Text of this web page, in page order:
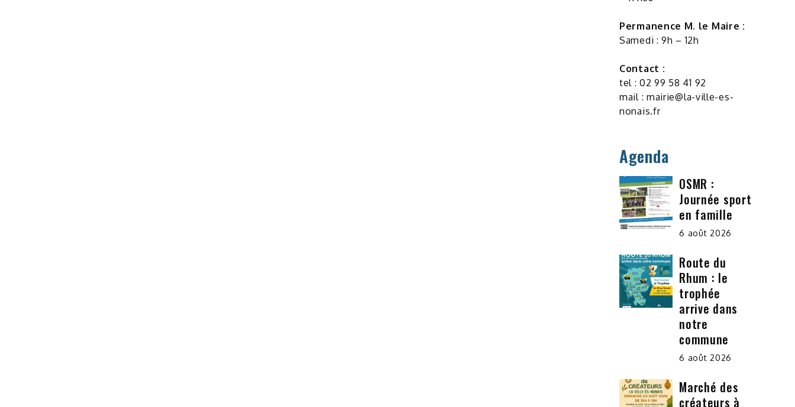
Permanence M. le Maire :
Samedi : 9h – 12h
Contact :
tel : 02 99 58 41 92
mail : mairie@la-ville-es-
nonais.fr
Agenda
OSMR :
Journée sport
en famille
6 août 2026
Route du
Rhum : le
trophée
arrive dans
notre
commune
6 août 2026
Marché des
créateurs à